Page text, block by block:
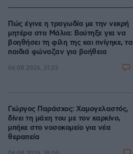
Πώς έγινε η τραγωδία με την νεκρή
μητέρα στα Μάλια: Βούτηξε για να
βοηθήσει τη φίλη της και πνίγηκε, τα
παιδιά φώναζαν για βοήθεια
06.08.2026, 21:23
Γιώργος Παράσχος: Χαμογελαστός,
δίνει τη μάχη του με τον καρκίνο,
μπήκε στο νοσοκομείο για νέα
θεραπεία